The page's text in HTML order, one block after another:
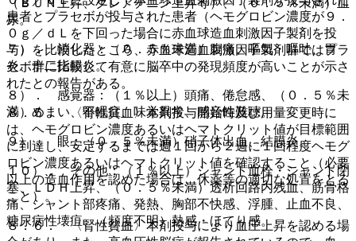
患者とプラセボが投与された患者（ヘモグロビン濃度が９．
０ｇ／ｄＬを下回った場合に赤血球造血刺激因子製剤を投
与）を比較したところ、赤血球造血刺激因子製剤群ではプラ
セボ群に比較して有意に脳卒中の発現頻度が高いことが示さ
れたとの報告がある。
８．５． 〈腎性貧血〉本剤投与開始時及び用量変更時に
は、ヘモグロビン濃度あるいはヘマトクリット値が目標範囲
に到達し、安定するまでは週１回から２週に１回程度ヘモグ
ロビン濃度あるいはヘマトクリット値を確認すること（必要
以上の造血作用を認めた場合は、休薬等の適切な処置をとる
こと）。
８．６． 〈腎性貧血〉本剤投与により血圧上昇を認める場
尿。
７）． 消化器：（０．５％未満）腹痛、嘔気・嘔吐、胃
炎、十二指腸炎。
８）． 感覚器：（１％以上）頭痛、倦怠感、（０．５％未
満）めまい、不眠症、味覚異常、感音性難聴。
９）． 眼：（０．５％未満）硝子体出血、結膜炎。
１０）． その他：（１％以上）シャント血栓・シャント閉
塞、ＬＤＨ上昇、（０．５％未満）透析回路内残血、筋骨格
痛、シャント部疼痛、発熱、胸部不快感、浮腫、止血不良、
糖尿病性壊疽、（頻度不明）熱感・ほてり感。